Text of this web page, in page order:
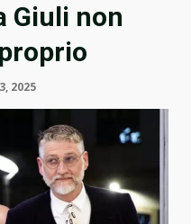
Giuli non
2025